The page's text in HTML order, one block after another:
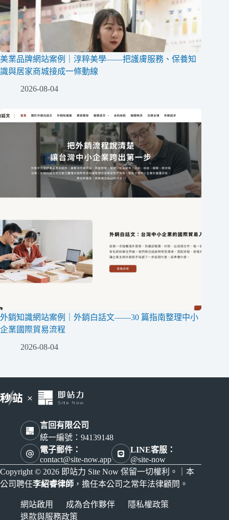
美業品牌網站案例｜淳粹美學——把護膚服務、保養知
識與居家商城接成一條動線
2026-08-04
外銷知識網站案例｜外銷白話文——30 篇指南整理中小
企業國際貿易流程
2026-08-04
言回有限公司
統一編號：94139148
電子郵件：
contact@site-now.app
LINE客服：
@site-now
Copyright © 2026 即站力 Site Now 保留一切權利。｜本
公司聘任李紹睿律師 ，擔任本公司之常年法律顧問。
網站啟用 成為合作夥伴
隱私權政策
退款與服務政策